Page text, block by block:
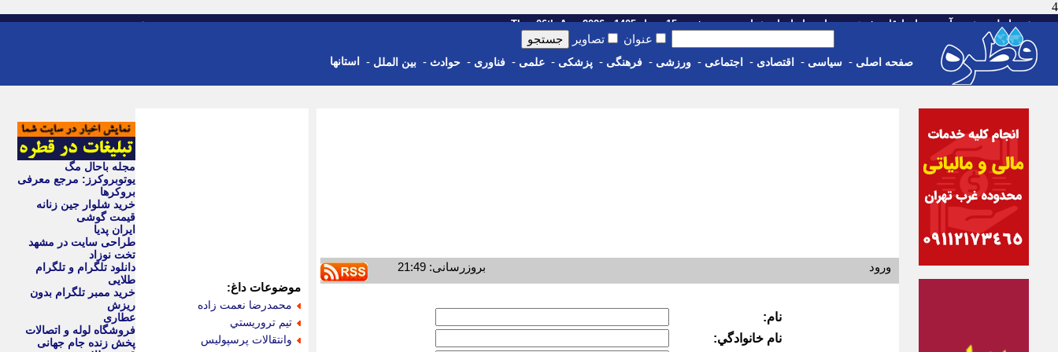
4
صفحه اصلی-خبر-آب و هوا-اوقات شرعی-تماس با ما-استخدام پنجشنبه، 15 مرداد 1405 - Thu, 06th Aug 2026 ورود-عضویت
عنوان تصاویر
صفحه اصلی - سیاسی - اقتصادی - اجتماعی - ورزشی - فرهنگی - پزشکی - علمی - فناوری - حوادث - بین الملل - استانها
ورود بروزرسانی: 21:49
نام:
نام خانوادگي:
موضوعات داغ:
محمدرضا نعمت زاده
تيم تروريستي
وانتقالات پرسپوليس
مجله باحال مگ
یوتوبروکرز: مرجع معرفی
بروکرها
خرید شلوار جین زنانه
قیمت گوشی
ایران پدیا
طراحی سایت در مشهد
تخت نوزاد
دانلود تلگرام و تلگرام
طلایی
خرید ممبر تلگرام بدون
ریزش
عطاری
فروشگاه لوله و اتصالات
پخش زنده جام جهانی